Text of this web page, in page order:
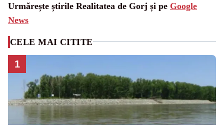
Urmărește știrile Realitatea de Gorj și pe Google
News
CELE MAI CITITE
1